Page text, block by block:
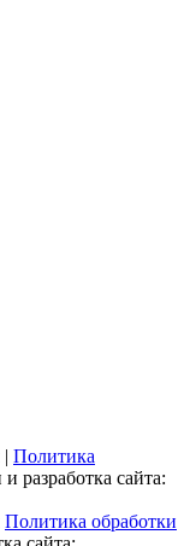
Политика
разработка сайта:
Политика обработки